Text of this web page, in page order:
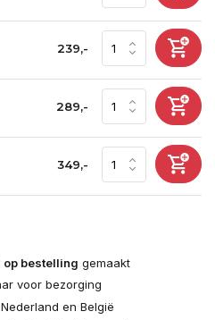
239,-
289,-
349,-
bestelling gemaakt
voor bezorging
en België